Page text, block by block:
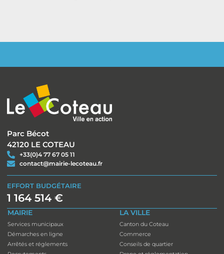
Parc Bécot
42120 LE COTEAU
+33(0)4 77 67 05 11
contact@mairie-lecoteau.fr
EFFORT BUDGÉTAIRE
1 164 514 €
MAIRIE
Services municipaux
Démarches en ligne
Arrêtés et réglements
LA VILLE
Canton du Coteau
Commerce
Conseils de quartier